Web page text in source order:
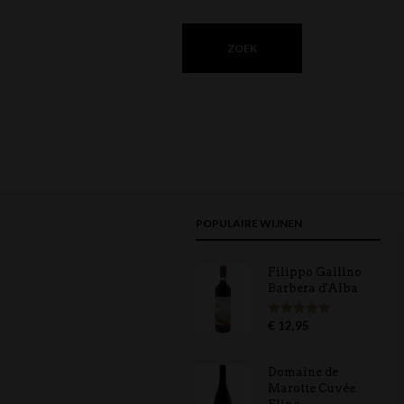
POPULAIRE WIJNEN
Filippo Gallino
Barbera d'Alba
Gewaardeerd
€ 12,95
Domaine de
Marotte Cuvée